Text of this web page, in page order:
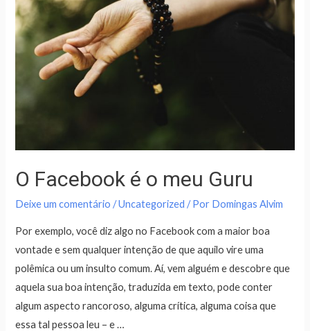
O Facebook é o meu Guru
Deixe um comentário /Uncategorized / Por Domingas Alvim
Por exemplo, você diz algo no Facebook com a maior boa
vontade e sem qualquer intenção de que aquilo vire uma
polêmica ou um insulto comum. Aí, vem alguém e descobre que
aquela sua boa intenção, traduzida em texto, pode conter
algum aspecto rancoroso, alguma crítica, alguma coisa que
essa tal pessoa leu – e …